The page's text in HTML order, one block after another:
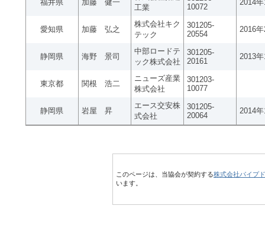
福井県 加藤 健一
工業
10072
2014
愛知県 加藤 弘之
株式会社キク
テック
301205-
20554
2016
静岡県 海野 景司
中部ロードテ
ック株式会社
301205-
20161
2013
東京都 関根 浩二
ニューズ産業
株式会社
301203-
10077
静岡県 岩屋 昇
エース交安株
式会社
301205-
20064
2014
このページは、当協会が契約する株式会社パイプ
います。